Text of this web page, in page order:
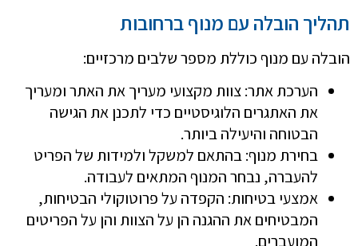
תהליך הובלה עם מנוף ברחובות
הובלה עם מנוף כוללת מספר שלבים מרכזיים:
הערכת אתר: צוות מקצועי מעריך את האתר ומעריך
את האתגרים הלוגיסטיים כדי לתכנן את הגישה
הבטוחה והיעילה ביותר.
בחירת מנוף: בהתאם למשקל ולמידות של הפריט
להעברה, נבחר המנוף המתאים לעבודה.
אמצעי בטיחות: הקפדה על פרוטוקולי הבטיחות,
המבטיחים את ההגנה הן על הצוות והן על הפריטים
המועברים.